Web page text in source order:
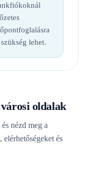
lehet.
oldalak
nézd meg a
és